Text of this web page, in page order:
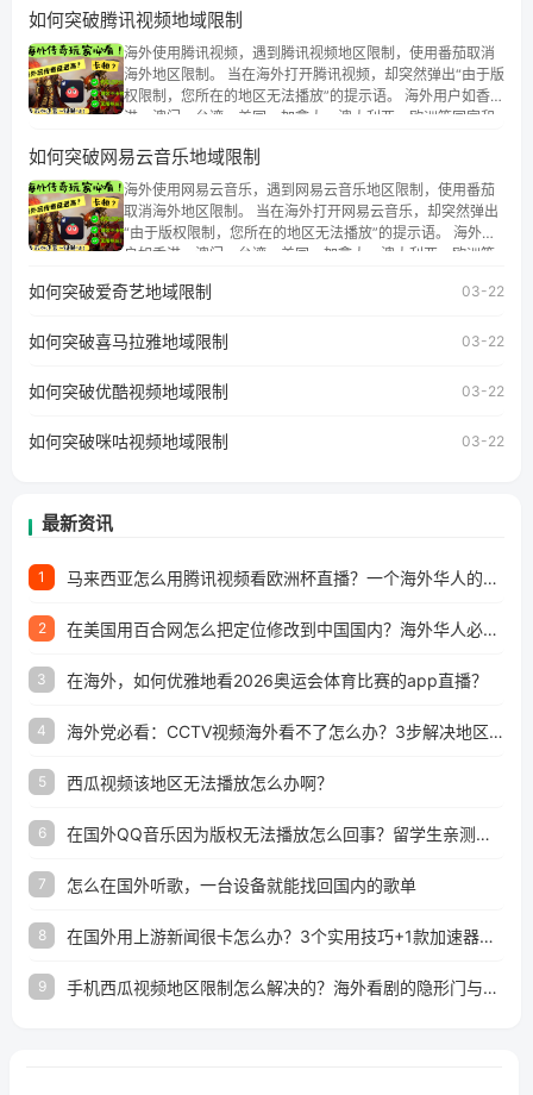
如何突破腾讯视频地域限制
海外使用腾讯视频，遇到腾讯视频地区限制，使用番茄取消
海外地区限制。 当在海外打开腾讯视频，却突然弹出“由于版
权限制，您所在的地区无法播放”的提示语。 海外用户如香
港、澳门、台湾、美国、加拿大、澳大利亚、欧洲等国家和
权限制问题，且仅能在中国大陆地区播放。 遇到这个问题的
朋友们，使用番茄回国加速器，即可解决「海外用户收听腾
讯视频地区版权限制」的问题，无论人在香港、澳门、台
湾、美国、加拿大、澳大利亚、欧洲等国家和地区工作、留
学、定居等，都可以使用，不再因地区和版权限制所困扰。
如何突破网易云音乐地域限制
海外使用网易云音乐，遇到网易云音乐地区限制，使用番茄
取消海外地区限制。 当在海外打开网易云音乐，却突然弹出
“由于版权限制，您所在的地区无法播放”的提示语。 海外用
户如香港、澳门、台湾、美国、加拿大、澳大利亚、欧洲等
地区及版权限制问题，且仅能在中国大陆地区播放。 遇到这
户收听网易云音乐地区版权限制」的问题，无论人在香港、
工作、留学、定居等，都可以使用，不再因地区和版权限制
所困扰。
如何突破爱奇艺地域限制 03-22
如何突破喜马拉雅地域限制 03-22
如何突破优酷视频地域限制 03-22
如何突破咪咕视频地域限制 03-22
最新资讯
1 马来西亚怎么用腾讯视频看欧洲杯直播？一个海外华人的真实困扰与破解
2 在美国用百合网怎么把定位修改到中国国内？海外华人必备的回国加速指南
3 在海外，如何优雅地看2026奥运会体育比赛的app直播？
4 海外党必看：CCTV视频海外看不了怎么办？3步解决地区限制+追剧自由
5 西瓜视频该地区无法播放怎么办啊？
6 在国外QQ音乐因为版权无法播放怎么回事？留学生亲测有效的解决办法
7 怎么在国外听歌，一台设备就能找回国内的歌单
8 在国外用上游新闻很卡怎么办？3个实用技巧+1款加速器解决海外看国内内容难题
9 手机西瓜视频地区限制怎么解决的？海外看剧的隐形门与钥匙